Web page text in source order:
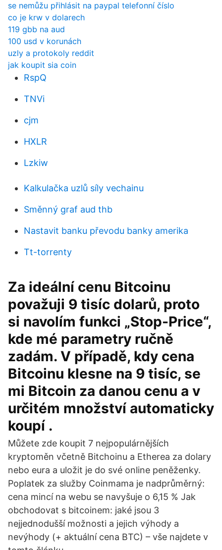
se nemůžu přihlásit na paypal telefonní číslo
co je krw v dolarech
119 gbb na aud
100 usd v korunách
uzly a protokoly reddit
jak koupit sia coin
RspQ
TNVi
cjm
HXLR
Lzkiw
Kalkulačka uzlů síly vechainu
Směnný graf aud thb
Nastavit banku převodu banky amerika
Tt-torrenty
Za ideální cenu Bitcoinu
považuji 9 tisíc dolarů, proto
si navolím funkci „Stop-Price“,
kde mé parametry ručně
zadám. V případě, kdy cena
Bitcoinu klesne na 9 tisíc, se
mi Bitcoin za danou cenu a v
určitém množství automaticky
koupí .
Můžete zde koupit 7 nejpopulárnějších
kryptoměn včetně Bitchoinu a Etherea za dolary
nebo eura a uložit je do své online peněženky.
Poplatek za služby Coinmama je nadprůměrný:
cena mincí na webu se navyšuje o 6,15 % Jak
obchodovat s bitcoinem: jaké jsou 3
nejjednodušší možnosti a jejich výhody a
nevýhody (+ aktuální cena BTC) – vše najdete v